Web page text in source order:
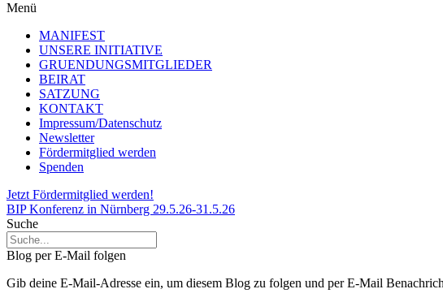
Menü
MANIFEST
UNSERE INITIATIVE
GRUENDUNGSMITGLIEDER
BEIRAT
SATZUNG
KONTAKT
Impressum/Datenschutz
Newsletter
Fördermitglied werden
Spenden
Jetzt Fördermitglied werden!
BIP Konferenz in Nürnberg 29.5.26-31.5.26
Suche
Blog per E-Mail folgen
Gib deine E-Mail-Adresse ein, um diesem Blog zu folgen und per E-Mail